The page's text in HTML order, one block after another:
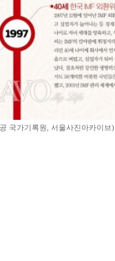
국가기록원, 서울사진아카이브)